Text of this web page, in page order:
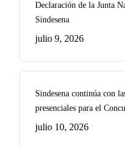
Declaración de la Junta
Sindesena
julio 9, 2026
Sindesena continúa con
presenciales para el
julio 10, 2026